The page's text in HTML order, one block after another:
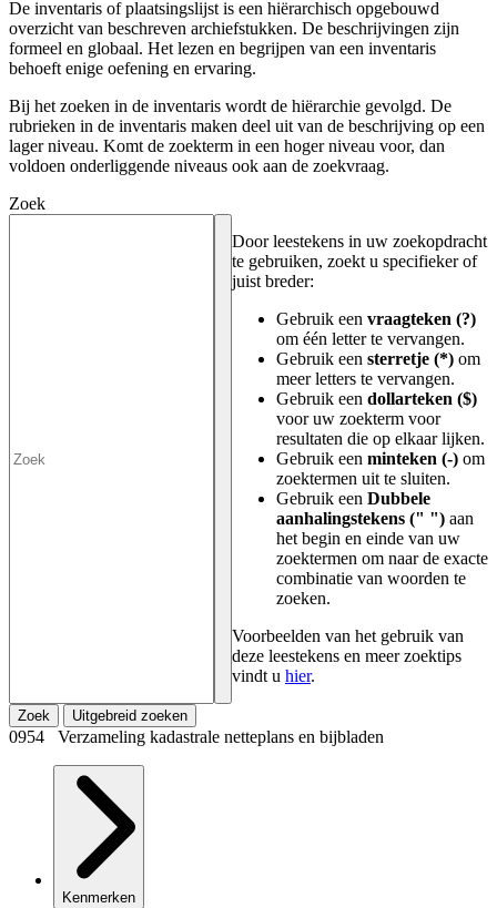
De inventaris of plaatsingslijst is een hiërarchisch opgebouwd
overzicht van beschreven archiefstukken. De beschrijvingen zijn
formeel en globaal. Het lezen en begrijpen van een inventaris
behoeft enige oefening en ervaring.
Bij het zoeken in de inventaris wordt de hiërarchie gevolgd. De
rubrieken in de inventaris maken deel uit van de beschrijving op een
lager niveau. Komt de zoekterm in een hoger niveau voor, dan
voldoen onderliggende niveaus ook aan de zoekvraag.
Zoek
Door leestekens in uw zoekopdracht
te gebruiken, zoekt u specifieker of
juist breder:
Gebruik een vraagteken (?)
om één letter te vervangen.
Gebruik een sterretje (*) om
meer letters te vervangen.
Gebruik een dollarteken ($)
voor uw zoekterm voor
resultaten die op elkaar lijken.
Gebruik een minteken (-) om
zoektermen uit te sluiten.
Gebruik een Dubbele
aanhalingstekens (" ") aan
het begin en einde van uw
zoektermen om naar de exacte
combinatie van woorden te
zoeken.
Voorbeelden van het gebruik van
deze leestekens en meer zoektips
vindt u hier.
Zoek Uitgebreid zoeken
0954 Verzameling kadastrale netteplans en bijbladen
Kenmerken